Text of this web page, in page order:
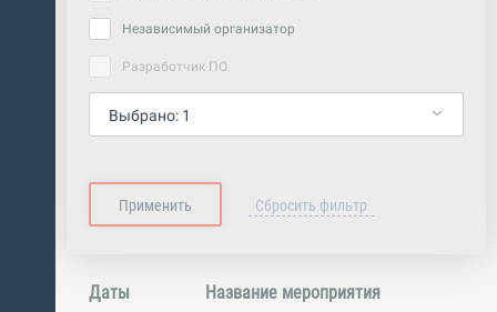
Независимый организатор
Разработчик ПО
Выбрано: 1
Даты Название мероприятия